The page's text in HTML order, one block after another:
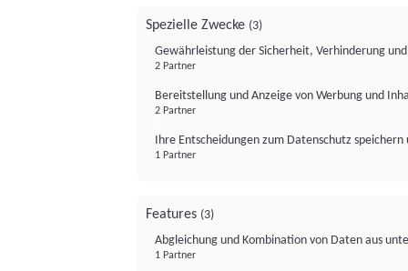
Spezielle Zwecke (3)
Gewährleistung der Sicherheit, Verhinderung
2 Partner
Bereitstellung und Anzeige von Werbung und
2 Partner
Ihre Entscheidungen zum Datenschutz
1 Partner
Features (3)
Abgleichung und Kombination von Daten aus
1 Partner